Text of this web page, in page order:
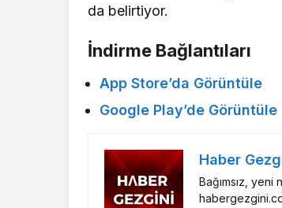
da belirtiyor.
İndirme Bağlantıları
App Store’da Görüntüle
Google Play’de Görüntüle
Haber
Bağımsız,